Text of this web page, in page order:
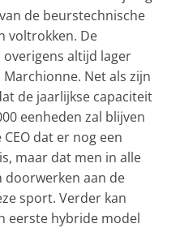
de beurstechnische
voltrokken. De
overigens altijd lager
Net als zijn
de jaarlijkse capaciteit
eenheden zal blijven
dat er nog een
maar dat men in alle
doorwerken aan de
sport. Verder kan
eerste hybride model